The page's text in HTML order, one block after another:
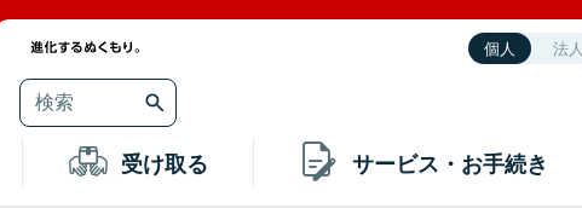
個人 法人
受け取る サービス・お手続き